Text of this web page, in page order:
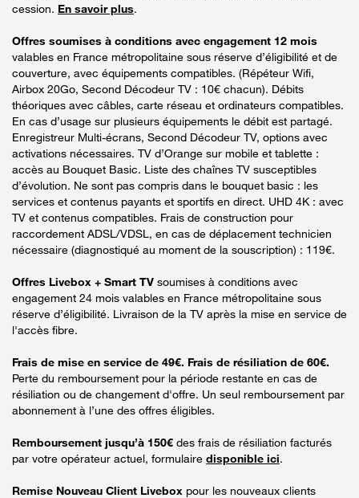
cession. En savoir plus.
Offres soumises à conditions avec engagement 12 mois
valables en France métropolitaine sous réserve d’éligibilité et de
couverture, avec équipements compatibles. (Répéteur Wifi,
Airbox 20Go, Second Décodeur TV : 10€ chacun). Débits
théoriques avec câbles, carte réseau et ordinateurs compatibles.
En cas d’usage sur plusieurs équipements le débit est partagé.
Enregistreur Multi-écrans, Second Décodeur TV, options avec
activations nécessaires. TV d’Orange sur mobile et tablette :
accès au Bouquet Basic. Liste des chaînes TV susceptibles
d’évolution. Ne sont pas compris dans le bouquet basic : les
services et contenus payants et sportifs en direct. UHD 4K : avec
TV et contenus compatibles. Frais de construction pour
raccordement ADSL/VDSL, en cas de déplacement technicien
nécessaire (diagnostiqué au moment de la souscription) : 119€.
Offres Livebox + Smart TV soumises à conditions avec
engagement 24 mois valables en France métropolitaine sous
réserve d’éligibilité. Livraison de la TV après la mise en service de
l'accès fibre.
Frais de mise en service de 49€. Frais de résiliation de 60€.
Perte du remboursement pour la période restante en cas de
résiliation ou de changement d'offre. Un seul remboursement par
abonnement à l’une des offres éligibles.
Remboursement jusqu’à 150€ des frais de résiliation facturés
par votre opérateur actuel, formulaire disponible ici.
Remise Nouveau Client Livebox pour les nouveaux clients